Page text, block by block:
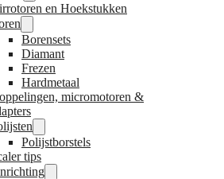
en Hoekstukken
Borensets
Diamant
Frezen
Hardmetaal
micromotoren &
Polijstborstels
tips